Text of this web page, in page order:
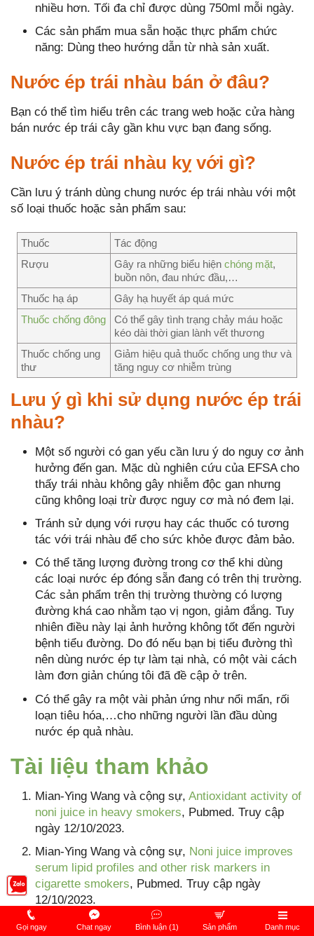
nhiều hơn. Tối đa chỉ được dùng 750ml mỗi ngày.
Các sản phẩm mua sẵn hoặc thực phẩm chức
năng: Dùng theo hướng dẫn từ nhà sản xuất.
Nước ép trái nhàu bán ở đâu?
Bạn có thể tìm hiểu trên các trang web hoặc cửa hàng
bán nước ép trái cây gần khu vực bạn đang sống.
Nước ép trái nhàu kỵ với gì?
Cần lưu ý tránh dùng chung nước ép trái nhàu với một
số loại thuốc hoặc sản phẩm sau:
Thuốc
Tác động
Rượu
Gây ra những biểu hiện chóng mặt,
buồn nôn, đau nhức đầu,…
Thuốc hạ áp
Gây hạ huyết áp quá mức
Thuốc chống đông
Có thể gây tình trạng chảy máu hoặc
kéo dài thời gian lành vết thương
Thuốc chống ung
thư
Giảm hiệu quả thuốc chống ung thư và
tăng nguy cơ nhiễm trùng
Lưu ý gì khi sử dụng nước ép trái
nhàu?
Một số người có gan yếu cần lưu ý do nguy cơ ảnh
hưởng đến gan. Mặc dù nghiên cứu của EFSA cho
thấy trái nhàu không gây nhiễm độc gan nhưng
cũng không loại trừ được nguy cơ mà nó đem lại.
Tránh sử dụng với rượu hay các thuốc có tương
tác với trái nhàu để cho sức khỏe được đảm bảo.
Có thể tăng lượng đường trong cơ thể khi dùng
các loại nước ép đóng sẵn đang có trên thị trường.
Các sản phẩm trên thị trường thường có lượng
đường khá cao nhằm tạo vị ngon, giảm đắng. Tuy
nhiên điều này lại ảnh hưởng không tốt đến người
bệnh tiểu đường. Do đó nếu bạn bị tiểu đường thì
nên dùng nước ép tự làm tại nhà, có một vài cách
làm đơn giản chúng tôi đã đề cập ở trên.
Có thể gây ra một vài phản ứng như nổi mẩn, rối
loạn tiêu hóa,…cho những người lần đầu dùng
nước ép quả nhàu.
Tài liệu tham khảo
Mian-Ying Wang và cộng sự, Antioxidant activity of
noni juice in heavy smokers, Pubmed. Truy cập
ngày 12/10/2023.
Mian-Ying Wang và cộng sự, Noni juice improves
serum lipid profiles and other risk markers in
cigarette smokers, Pubmed. Truy cập ngày
12/10/2023.
Maria Zamarripa,
What Is Noni Juice? Everything
Gọi ngay Chat ngay Bình luận (1) Sản phẩm Danh mục